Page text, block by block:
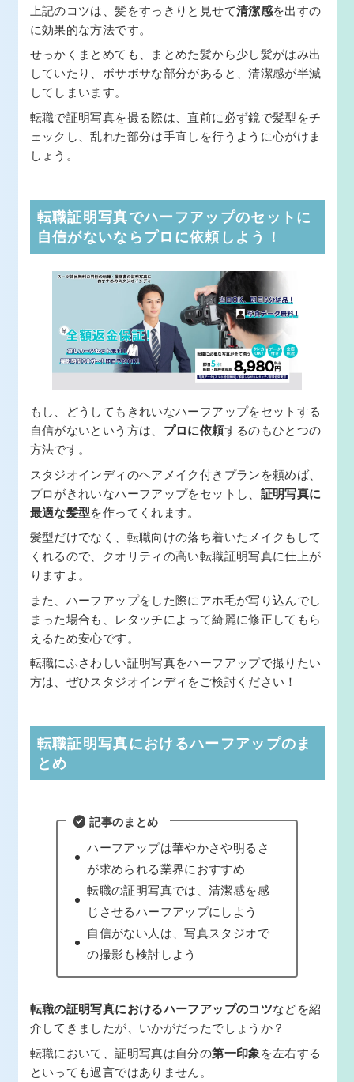
上記のコツは、髪をすっきりと見せて清潔感を出すの
に効果的な方法です。
せっかくまとめても、まとめた髪から少し髪がはみ出
していたり、ボサボサな部分があると、清潔感が半減
してしまいます。
転職で証明写真を撮る際は、直前に必ず鏡で髪型をチ
ェックし、乱れた部分は手直しを行うように心がけま
しょう。
転職証明写真でハーフアップのセットに
自信がないならプロに依頼しよう！
もし、どうしてもきれいなハーフアップをセットする
自信がないという方は、 プロに依頼するのもひとつの
方法です。
スタジオインディのヘアメイク付きプランを頼めば、
プロがきれいなハーフアップをセットし、 証明写真に
最適な髪型を作ってくれます。
髪型だけでなく、転職向けの落ち着いたメイクもして
くれるので、クオリティの高い転職証明写真に仕上が
りますよ。
また、ハーフアップをした際にアホ毛が写り込んでし
まった場合も、レタッチによって綺麗に修正してもら
えるため安心です。
転職にふさわしい証明写真をハーフアップで撮りたい
方は、ぜひスタジオインディをご検討ください！
転職証明写真におけるハーフアップのま
とめ
記事のまとめ
ハーフアップは華やかさや明るさ
が求められる業界におすすめ
転職の証明写真では、清潔感を感
じさせるハーフアップにしよう
自信がない人は、写真スタジオで
の撮影も検討しよう
転職の証明写真におけるハーフアップのコツなどを紹
介してきましたが、いかがだったでしょうか？
転職において、証明写真は自分の第一印象を左右する
といっても過言ではありません。